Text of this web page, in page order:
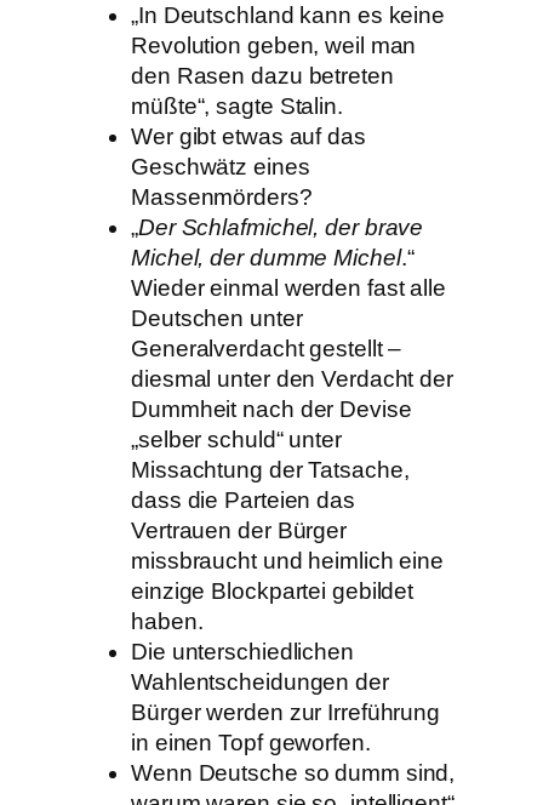
„In Deutschland kann es keine
Revolution geben, weil man
den Rasen dazu betreten
müßte“, sagte Stalin.
Wer gibt etwas auf das
Geschwätz eines
Massenmörders?
„Der Schlafmichel, der brave
Michel, der dumme Michel.“
Wieder einmal werden fast alle
Deutschen unter
Generalverdacht gestellt –
diesmal unter den Verdacht der
Dummheit nach der Devise
„selber schuld“ unter
Missachtung der Tatsache,
dass die Parteien das
Vertrauen der Bürger
missbraucht und heimlich eine
einzige Blockpartei gebildet
haben.
Die unterschiedlichen
Wahlentscheidungen der
Bürger werden zur Irreführung
in einen Topf geworfen.
Wenn Deutsche so dumm sind,